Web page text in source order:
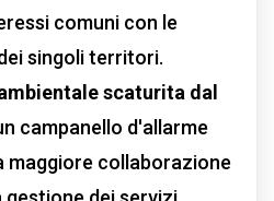
comuni con le
singoli territori.
scaturita dal
campanello d'allarme
maggiore collaborazione